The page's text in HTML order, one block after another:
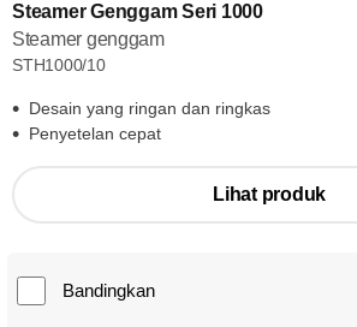
Steamer Genggam Seri 1000
Steamer genggam
STH1000/10
Desain yang ringan dan ringkas
Penyetelan cepat
Lihat produk
Bandingkan